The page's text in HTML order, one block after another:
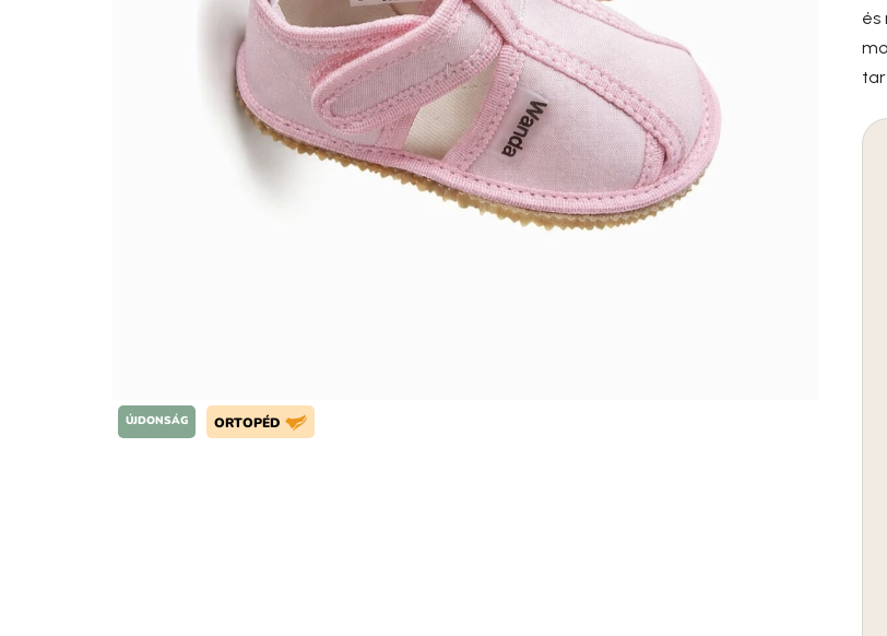
és
ÚJDONSÁG ORTOPÉD